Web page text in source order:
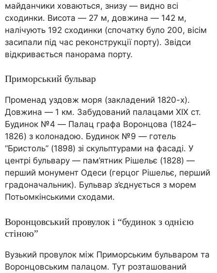
майданчики ховаються, знизу — видно всі
сходинки. Висота — 27 м, довжина — 142 м,
налічують 192 сходинки (спочатку було 200, вісім
засипали під час реконструкції порту). Звідси
відкривається панорама порту.
Приморський бульвар
Променад уздовж моря (закладений 1820-х).
Довжина — 1 км. Забудований палацами XIX ст.
Будинок №4 — Палац графа Воронцова (1824–
1826) з колонадою. Будинок №9 — готель
“Бристоль” (1898) зі скульптурами на фасаді. У
центрі бульвару — пам’ятник Рішельє (1828) —
перший монумент Одеси (герцог Рішельє, перший
градоначальник). Бульвар з’єднується з морем
Потьомкінськими сходами.
Воронцовський провулок і “будинок з однією
стіною”
Вузький провулок між Приморським бульваром та
Воронцовським палацом. Тут розташований